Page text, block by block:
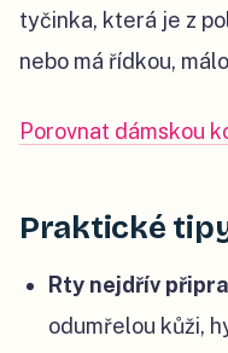
tyčinka, která je z
nebo má řídkou,
Porovnat dámskou
Praktické
Rty nejdřív
odumřelou kůži,